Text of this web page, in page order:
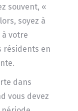
souvent, «
soyez à
à votre
résidents en
dans
vous devez